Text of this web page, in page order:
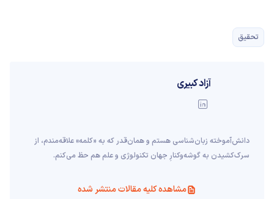
تحقیق
آزاد کبیری
دانش‌آموخته‌ زبان‌شناسی‌ هستم و همان‌قدر که به «کلمه» علاقه‌مندم، از
سرک‌کشیدن به گوشه‌وکنارِ جهان تکنولوژی و علم هم حظ می‌کنم.
مشاهده کلیه مقالات منتشر شده